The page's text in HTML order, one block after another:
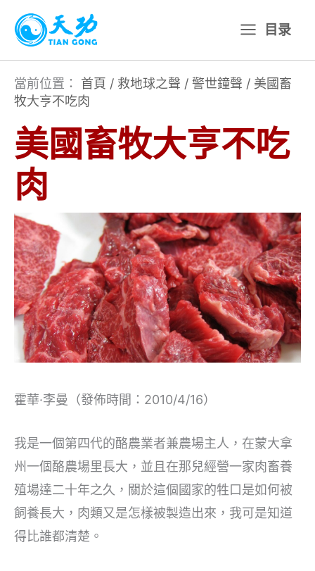
主
目录
當前位置： 首頁 / 救地球之聲 / 警世鐘聲 / 美國畜
牧大亨不吃肉
美國畜牧大亨不吃
肉
霍華·李曼（發佈時間：2010/4/16）
我是一個第四代的酪農業者兼農場主人，在蒙大拿
州一個酪農場里長大，並且在那兒經營一家肉畜養
殖場達二十年之久，關於這個國家的牲口是如何被
飼養長大，肉類又是怎樣被製造出來，我可是知道
得比誰都清楚。